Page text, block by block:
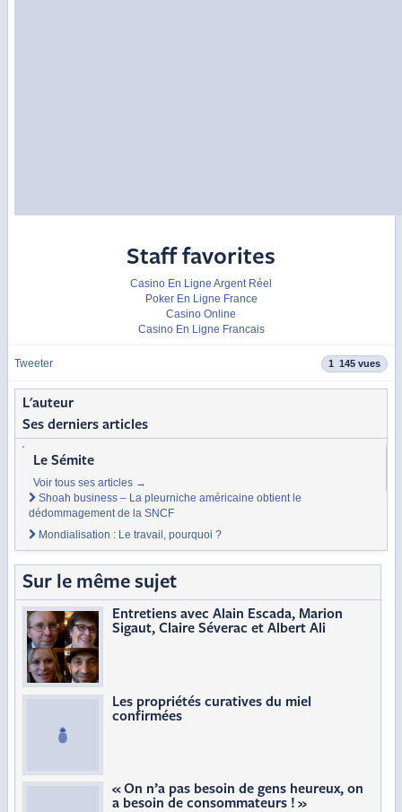
Staff favorites
Casino En Ligne Argent Réel
Poker En Ligne France
Casino Online
Casino En Ligne Francais
Tweeter 1 145 vues
L'auteur
Ses derniers articles
Le Sémite
Voir tous ses articles →
Shoah business – La pleurniche américaine obtient le
dédommagement de la SNCF
Mondialisation : Le travail, pourquoi ?
Sur le même sujet
Entretiens avec Alain Escada, Marion
Sigaut, Claire Séverac et Albert Ali
Les propriétés curatives du miel
confirmées
« On n’a pas besoin de gens heureux, on
a besoin de consommateurs ! »